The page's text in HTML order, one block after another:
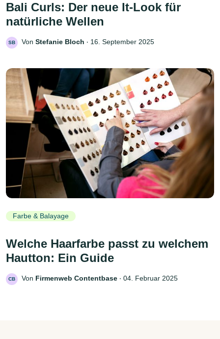
Bali Curls: Der neue It-Look für
natürliche Wellen
SB Von Stefanie Bloch ‧ 16. September 2025
Farbe & Balayage
Welche Haarfarbe passt zu welchem
Hautton: Ein Guide
CB Von Firmenweb Contentbase ‧ 04. Februar 2025